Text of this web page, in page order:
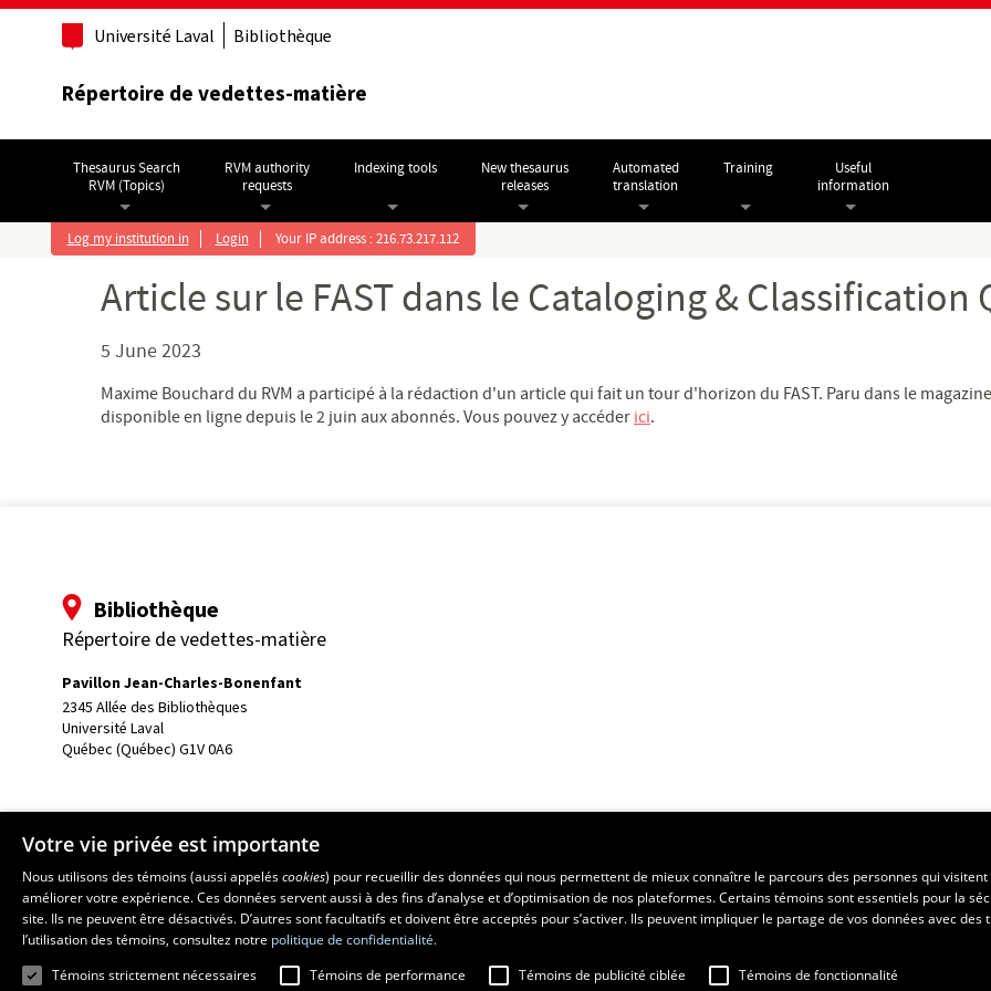
Go to main content
Université Laval Bibliothèque
Répertoire de vedettes-matière
Thesaurus Search
RVM (Topics)
RVM authority
requests
Indexing tools
New thesaurus
releases
Automated
translation
Training
Useful
information
Log my institution in Login Your IP address : 216.73.217.112
Article sur le FAST dans le Cataloging & Classification
5 June 2023
Maxime Bouchard du RVM a participé à la rédaction d'un article qui fait un tour d'horizon du FAST. Paru dans le
disponible en ligne depuis le 2 juin aux abonnés. Vous pouvez y accéder ici.
Bibliothèque
Répertoire de vedettes-matière
Pavillon Jean-Charles-Bonenfant
2345 Allée des Bibliothèques
Université Laval
Québec (Québec) G1V 0A6
© 2016 Université Laval All rights reserved Terms of service Legal notice Manage cookie preferences
Votre vie privée est importante
Nous utilisons des témoins (aussi appeléscookies) pour recueillir des données qui nous permettent de mieux connaître le parcours des personnes qui
améliorer votre expérience. Ces données servent aussi à des fins d’analyse et d’optimisation de nos plateformes. Certains témoins sont essentiels pour la
site. Ils ne peuvent être désactivés. D’autres sont facultatifs et doivent être acceptés pour s’activer. Ils peuvent impliquer le partage de vos données avec des
l’utilisation des témoins, consultez notre politique de confidentialité.
Témoins strictement nécessaires
Témoins de performance Témoins de publicité ciblée Témoins de fonctionnalité